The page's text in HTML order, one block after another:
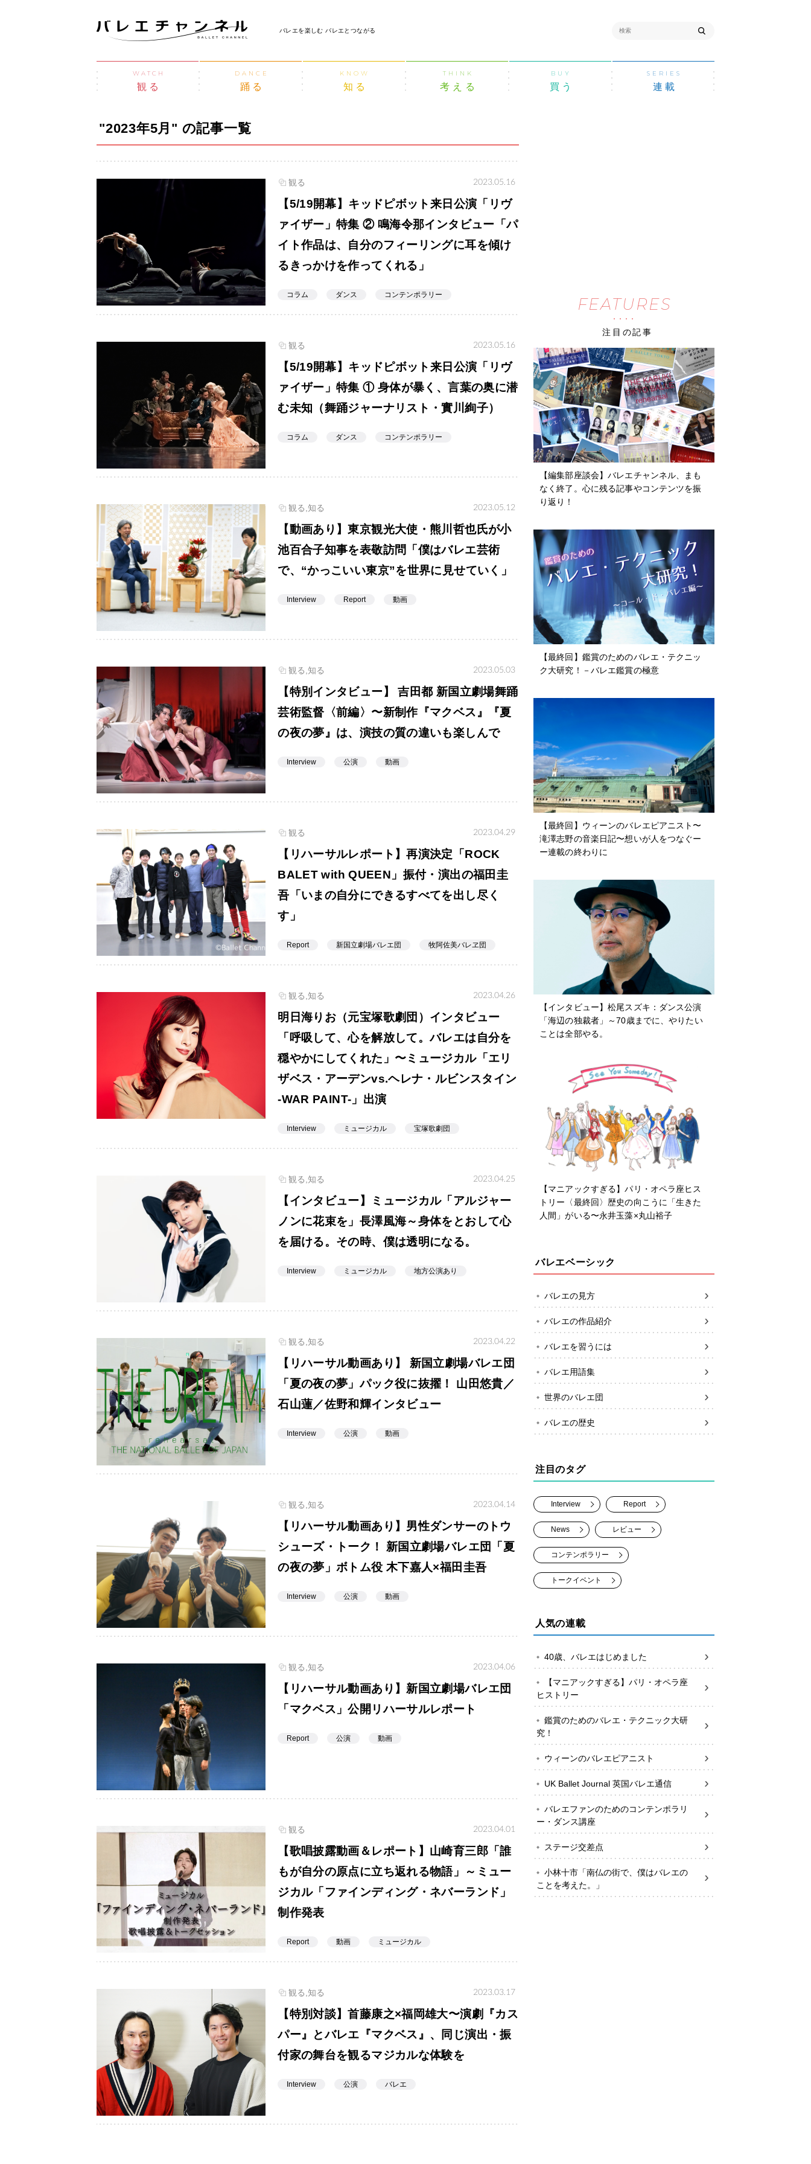
バレエを楽しむ バレエとつながる
WATCH
観る
DANCE
踊る
KNOW
知る
THINK
考える
BUY
買う
SERIES
連載
"2023年5月" の記事一覧
観る 2023.05.16
【5/19開幕】キッドピボット来日公演「リヴ
ァイザー」特集 ② 鳴海令那インタビュー「パ
イト作品は、自分のフィーリングに耳を傾け
るきっかけを作ってくれる」
コラム ダンス コンテンポラリー
観る 2023.05.16
【5/19開幕】キッドピボット来日公演「リヴ
ァイザー」特集 ① 身体が暴く、言葉の奥に潜
む未知（舞踊ジャーナリスト・實川絢子）
コラム ダンス コンテンポラリー
観る,知る 2023.05.12
【動画あり】東京観光大使・熊川哲也氏が小
池百合子知事を表敬訪問「僕はバレエ芸術
で、“かっこいい東京”を世界に見せていく」
Interview Report 動画
観る,知る 2023.05.03
【特別インタビュー】 吉田都 新国立劇場舞踊
芸術監督〈前編〉〜新制作『マクベス』『夏
の夜の夢』は、演技の質の違いも楽しんで
Interview 公演 動画
観る 2023.04.29
【リハーサルレポート】再演決定「ROCK
BALET with QUEEN」振付・演出の福田圭
吾「いまの自分にできるすべてを出し尽く
す」
Report 新国立劇場バレエ団 牧阿佐美バレヱ団
観る,知る 2023.04.26
明日海りお（元宝塚歌劇団）インタビュー
「呼吸して、心を解放して。バレエは自分を
穏やかにしてくれた」〜ミュージカル「エリ
ザベス・アーデンvs.ヘレナ・ルビンスタイン
-WAR PAINT-」出演
Interview ミュージカル 宝塚歌劇団
観る,知る 2023.04.25
【インタビュー】ミュージカル「アルジャー
ノンに花束を」長澤風海～身体をとおして心
を届ける。その時、僕は透明になる。
Interview ミュージカル 地方公演あり
観る,知る 2023.04.22
【リハーサル動画あり】 新国立劇場バレエ団
「夏の夜の夢」パック役に抜擢！ 山田悠貴／
石山蓮／佐野和輝インタビュー
Interview 公演 動画
観る,知る 2023.04.14
【リハーサル動画あり】男性ダンサーのトウ
シューズ・トーク！ 新国立劇場バレエ団「夏
の夜の夢」ボトム役 木下嘉人×福田圭吾
Interview 公演 動画
観る,知る 2023.04.06
【リハーサル動画あり】新国立劇場バレエ団
「マクベス」公開リハーサルレポート
Report 公演 動画
観る 2023.04.01
【歌唱披露動画＆レポート】山崎育三郎「誰
もが自分の原点に立ち返れる物語」～ミュー
ジカル「ファインディング・ネバーランド」
制作発表
Report 動画 ミュージカル
観る,知る 2023.03.17
【特別対談】首藤康之×福岡雄大〜演劇『カス
パー』とバレエ『マクベス』、同じ演出・振
付家の舞台を観るマジカルな体験を
Interview 公演 バレエ
FEATURES
注目の記事
【編集部座談会】バレエチャンネル、まも
なく終了。心に残る記事やコンテンツを振
り返り！
【最終回】鑑賞のためのバレエ・テクニッ
ク大研究！－バレエ鑑賞の極意
【最終回】ウィーンのバレエピアニスト〜
滝澤志野の音楽日記〜想いが人をつなぐー
ー連載の終わりに
【インタビュー】松尾スズキ：ダンス公演
「海辺の独裁者」～70歳までに、やりたい
ことは全部やる。
【マニアックすぎる】パリ・オペラ座ヒス
トリー〈最終回〉歴史の向こうに「生きた
人間」がいる〜永井玉藻×丸山裕子
バレエベーシック
バレエの見方
バレエの作品紹介
バレエを習うには
バレエ用語集
世界のバレエ団
バレエの歴史
注目のタグ
Interview Report
News レビュー
コンテンポラリー
トークイベント
人気の連載
40歳、バレエはじめました
【マニアックすぎる】パリ・オペラ座
ヒストリー
鑑賞のためのバレエ・テクニック大研
究！
ウィーンのバレエピアニスト
UK Ballet Journal 英国バレエ通信
バレエファンのためのコンテンポラリ
ー・ダンス講座
ステージ交差点
小林十市「南仏の街で、僕はバレエの
ことを考えた。」